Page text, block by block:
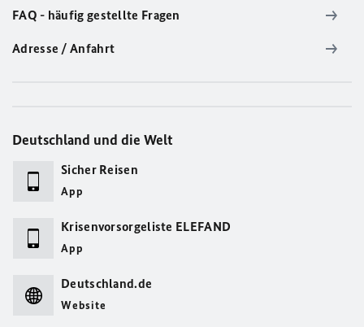
FAQ - häufig gestellte Fragen
Adresse / Anfahrt
Deutschland und die Welt
Sicher Reisen
App
Krisenvorsorgeliste ELEFAND
App
Deutschland.de
Website